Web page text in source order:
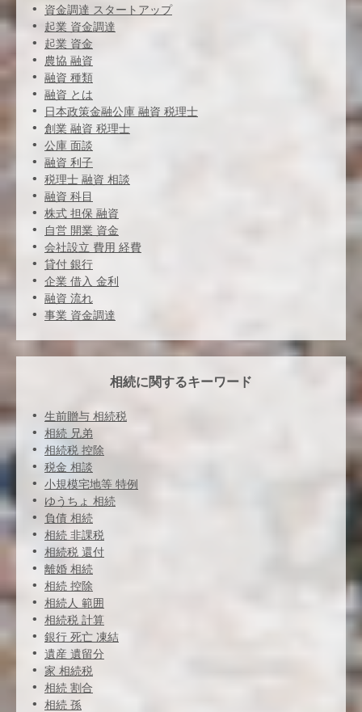
資金調達 スタートアップ
起業 資金調達
起業 資金
農協 融資
融資 種類
融資 とは
日本政策金融公庫 融資 税理士
創業 融資 税理士
公庫 面談
融資 利子
税理士 融資 相談
融資 科目
株式 担保 融資
自営 開業 資金
会社設立 費用 経費
貸付 銀行
企業 借入 金利
融資 流れ
事業 資金調達
相続に関するキーワード
生前贈与 相続税
相続 兄弟
相続税 控除
税金 相談
小規模宅地等 特例
ゆうちょ 相続
負債 相続
相続 非課税
相続税 還付
離婚 相続
相続 控除
相続人 範囲
相続税 計算
銀行 死亡 凍結
遺産 遺留分
家 相続税
相続 割合
相続 孫